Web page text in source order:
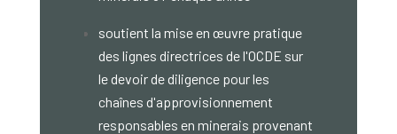
soutient la mise en œuvre pratique
des lignes directrices de l'OCDE sur
le devoir de diligence pour les
chaînes d'approvisionnement
responsables en minerais provenant